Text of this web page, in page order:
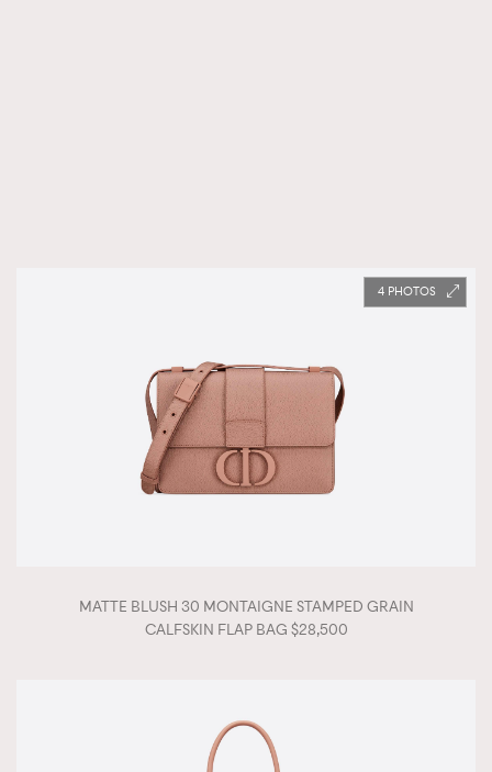
4
MATTE BLUSH 30 MONTAIGNE STAMPED GRAIN
CALFSKIN FLAP BAG $28,500